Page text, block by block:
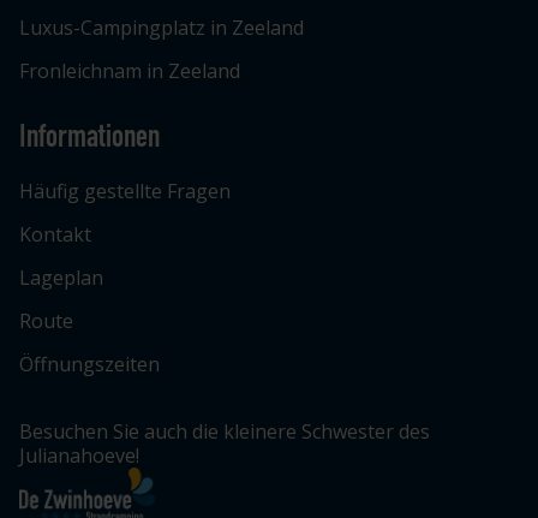
Luxus-Campingplatz in Zeeland
Fronleichnam in Zeeland
Informationen
Häufig gestellte Fragen
Kontakt
Lageplan
Route
Öffnungszeiten
Besuchen Sie auch die kleinere Schwester des
Julianahoeve!